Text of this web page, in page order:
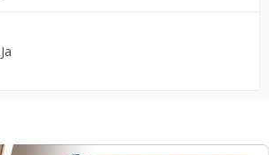
Ja